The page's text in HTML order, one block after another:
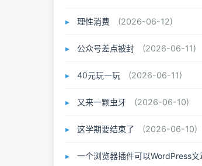
理性消费 (2026-06-12)
公众号差点被封 (2026-06-11)
40元玩一玩 (2026-06-11)
又来一颗虫牙 (2026-06-10)
这学期要结束了 (2026-06-10)
一个浏览器插件可以WordPress